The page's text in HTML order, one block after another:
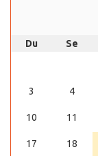
Du Se
3 4
10 11
17 18